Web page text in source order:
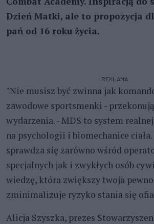
Dzień Matki, ale to propozycja
pań od 16 roku życia.
REKLAMA
"Nie musisz być zwinna jak
zawodowe sportsmenki -
wydarzenia. - MDS to system
na psychologii i biomechanice
sprawdza się zarówno wśród
specjalnych jak i zwykłych osób
wiedzę, która zwiększy twoja
zminimalizuje ryzyko stania się
Alicja Szyszka, prezes